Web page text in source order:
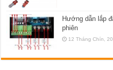
Hướng dẫn lắp
phiên
12 Tháng Chín,